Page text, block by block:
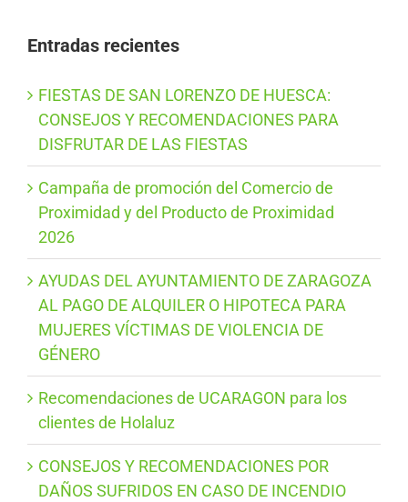
Entradas recientes
FIESTAS DE SAN LORENZO DE HUESCA:
CONSEJOS Y RECOMENDACIONES PARA
DISFRUTAR DE LAS FIESTAS
Campaña de promoción del Comercio de
Proximidad y del Producto de Proximidad
2026
AYUDAS DEL AYUNTAMIENTO DE ZARAGOZA
AL PAGO DE ALQUILER O HIPOTECA PARA
MUJERES VÍCTIMAS DE VIOLENCIA DE
GÉNERO
Recomendaciones de UCARAGON para los
clientes de Holaluz
CONSEJOS Y RECOMENDACIONES POR
DAÑOS SUFRIDOS EN CASO DE INCENDIO